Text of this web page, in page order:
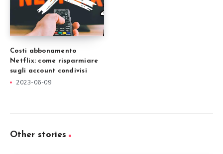
Costi abbonamento
Netflix: come risparmiare
sugli account condivisi
2023-06-09
Other stories